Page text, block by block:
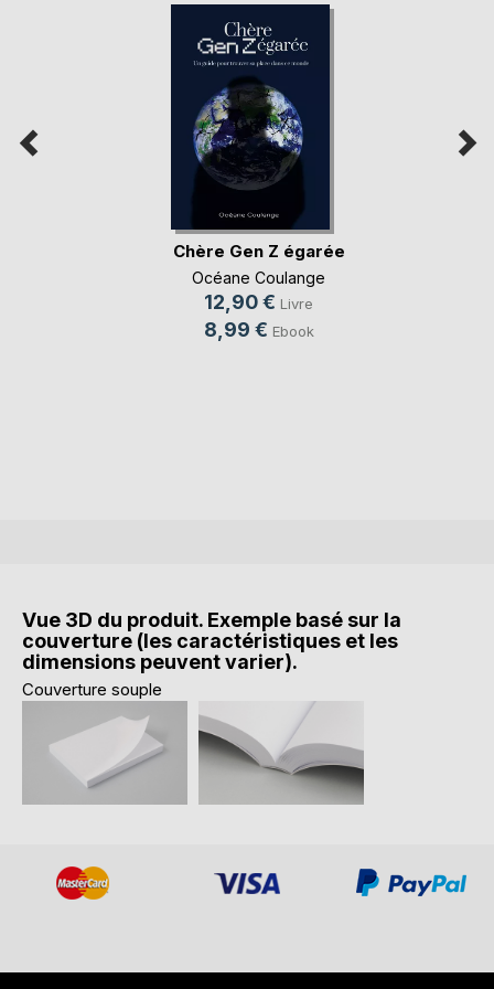
Chère Gen Z égarée
Océane Coulange
12,90 € Livre
8,99 € Ebook
Vue 3D du produit. Exemple basé sur la
couverture (les caractéristiques et les
dimensions peuvent varier).
Couverture souple